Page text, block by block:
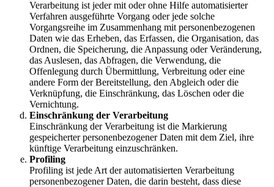
Verarbeitung ist jeder mit oder ohne Hilfe automatisierter
Verfahren ausgeführte Vorgang oder jede solche
Vorgangsreihe im Zusammenhang mit personenbezogenen
Daten wie das Erheben, das Erfassen, die Organisation, das
Ordnen, die Speicherung, die Anpassung oder Veränderung,
das Auslesen, das Abfragen, die Verwendung, die
Offenlegung durch Übermittlung, Verbreitung oder eine
andere Form der Bereitstellung, den Abgleich oder die
Verknüpfung, die Einschränkung, das Löschen oder die
Vernichtung.
Einschränkung der Verarbeitung
Einschränkung der Verarbeitung ist die Markierung
gespeicherter personenbezogener Daten mit dem Ziel, ihre
künftige Verarbeitung einzuschränken.
Profiling
Profiling ist jede Art der automatisierten Verarbeitung
personenbezogener Daten, die darin besteht, dass diese